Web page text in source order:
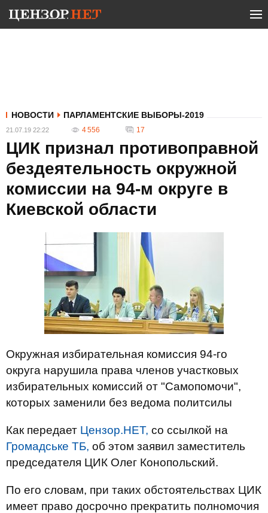
НОВОСТИ ПАРЛАМЕНТСКИЕ ВЫБОРЫ-2019
21.07.19 22:22 4 556 17
ЦИК признал противоправной
бездеятельность окружной
комиссии на 94-м округе в
Киевской области
Окружная избирательная комиссия 94-го
округа нарушила права членов участковых
избирательных комиссий от "Самопомочи",
которых заменили без ведома политсилы
Как передает Цензор.НЕТ, со ссылкой на
Громадське ТБ, об этом заявил заместитель
председателя ЦИК Олег Конопольский.
По его словам, при таких обстоятельствах ЦИК
имеет право досрочно прекратить полномочия